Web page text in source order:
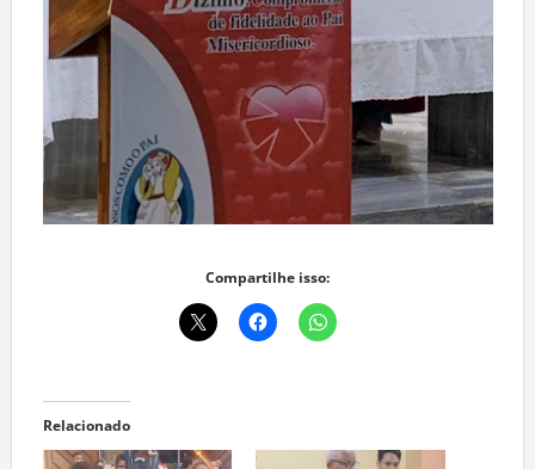
Compartilhe isso:
Relacionado